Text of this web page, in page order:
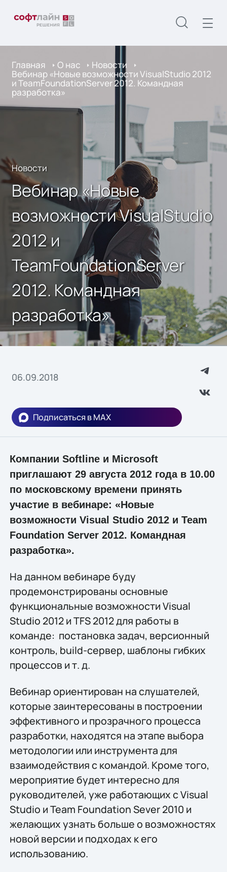
Главная О нас Новости
Вебинар «Новые возможности VisualStudio 2012
и TeamFoundationServer 2012. Командная
разработка»
Новости
Вебинар «Новые
возможности VisualStudio
2012 и
TeamFoundationServer
2012. Командная
разработка»
06.09.2018
Подписаться в MAX
Компании Softline и Microsoft
приглашают 29 августа 2012 года в 10.00
по московскому времени принять
участие в вебинаре: «Новые
возможности Visual Studio 2012 и Team
Foundation Server 2012. Командная
разработка».
На данном вебинаре буду
продемонстрированы основные
функциональные возможности Visual
Studio 2012 и TFS 2012 для работы в
команде: постановка задач, версионный
контроль, build-сервер, шаблоны гибких
процессов и т. д.
Вебинар ориентирован на слушателей,
которые заинтересованы в построении
эффективного и прозрачного процесса
разработки, находятся на этапе выбора
методологии или инструмента для
взаимодействия с командой. Кроме того,
мероприятие будет интересно для
руководителей, уже работающих с Visual
Studio и Team Foundation Sever 2010 и
желающих узнать больше о возможностях
новой версии и подходах к его
использованию.